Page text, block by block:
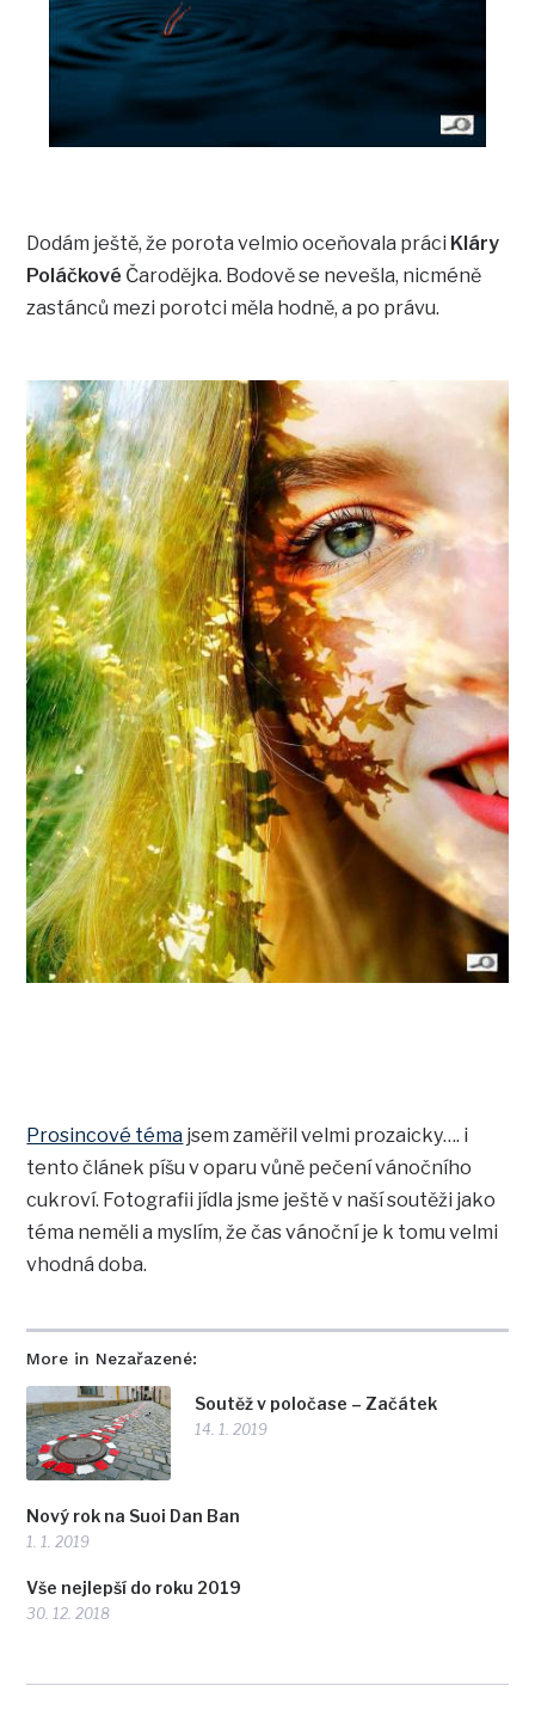
More in Nezařazené:
Soutěž v poločase – Začátek
14. 1. 2019
Nový rok na Suoi Dan Ban
1. 1. 2019
Vše nejlepší do roku 2019
30. 12. 2018
Dodám ještě, že porota velmio oceňovala práci Kláry
Poláčkové Čarodějka. Bodově se nevešla, nicméně
zastánců mezi porotci měla hodně, a po právu.
Prosincové téma jsem zaměřil velmi prozaicky…. i
tento článek píšu v oparu vůně pečení vánočního
cukroví. Fotografii jídla jsme ještě v naší soutěži jako
téma neměli a myslím, že čas vánoční je k tomu velmi
vhodná doba.